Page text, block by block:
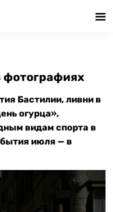
фотографиях
Бастилии, ливни в
огурца»,
видам спорта в
июля — в